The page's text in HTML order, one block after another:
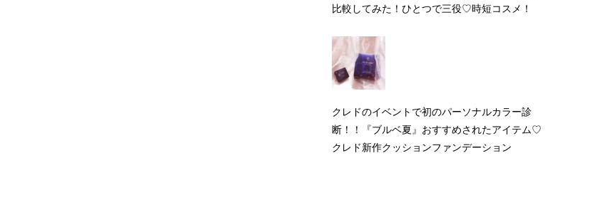
比較してみた！ひとつで三役♡時短コスメ！
クレドのイベントで初のパーソナルカラー診
断！！『ブルベ夏』おすすめされたアイテム♡
クレド新作クッションファンデーション